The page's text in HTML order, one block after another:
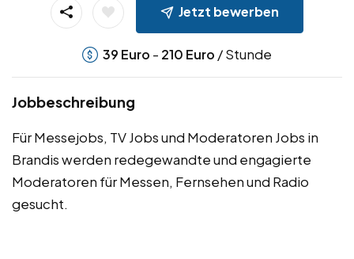
Jetzt bewerben
39 Euro - 210 Euro / Stunde
Jobbeschreibung
Für Messejobs, TV Jobs und Moderatoren Jobs in
Brandis werden redegewandte und engagierte
Moderatoren für Messen, Fernsehen und Radio
gesucht.